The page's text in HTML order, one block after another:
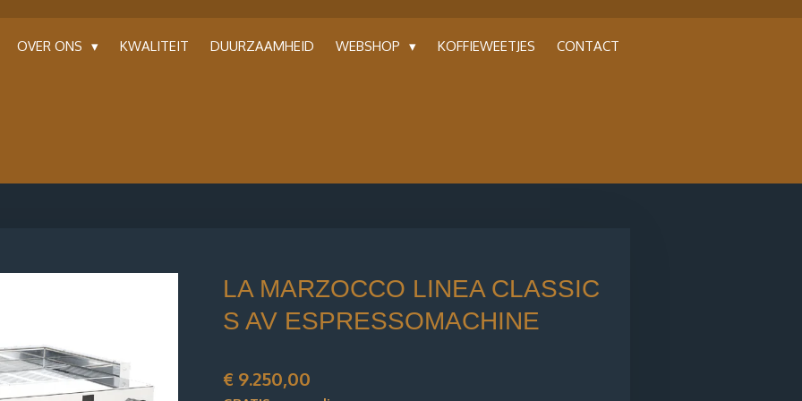
OVER ONS KWALITEIT DUURZAAMHEID WEBSHOP KOFFIEWEETJES CONTACT
LA MARZOCCO LINEA CLASSIC
S AV ESPRESSOMACHINE
€ 9.250,00